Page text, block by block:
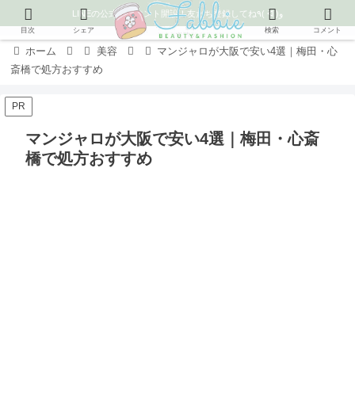
LINEの公式アカウント開設！友だち登録してね٩( ᐛ )و
ホーム 美容
マンジャロが大阪で安い4選｜梅田・心
斎橋で処方おすすめ
PR
マンジャロが大阪で安い4選｜梅田・心斎
橋で処方おすすめ
目次 シェア 検索 コメント